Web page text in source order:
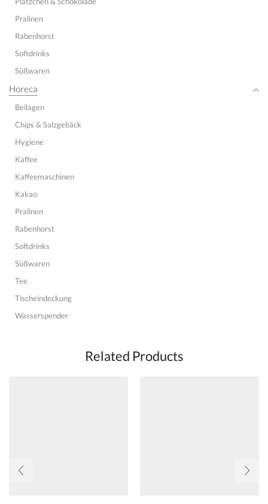
Pralinen
Rabenhorst
Softdrinks
Süßwaren
Horeca
Beilagen
Chips & Salzgebäck
Hygiene
Kaffee
Kaffeemaschinen
Kakao
Pralinen
Rabenhorst
Softdrinks
Süßwaren
Tee
Tischeindeckung
Wasserspender
Related Products